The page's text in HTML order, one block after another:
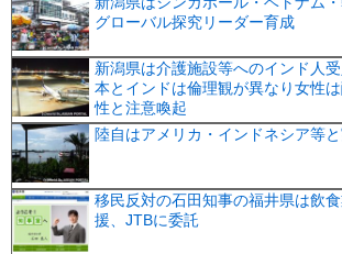
グローバル探究リーダー育成
新潟県は介護施設等へのインド人
本とインドは倫理観が異なり女性
性と注意喚起
陸自はアメリカ・インドネシア等
移民反対の石田知事の福井県は飲
援、JTBに委託